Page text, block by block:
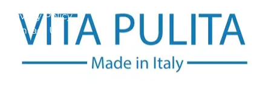
Privacy Policy
Contact Us